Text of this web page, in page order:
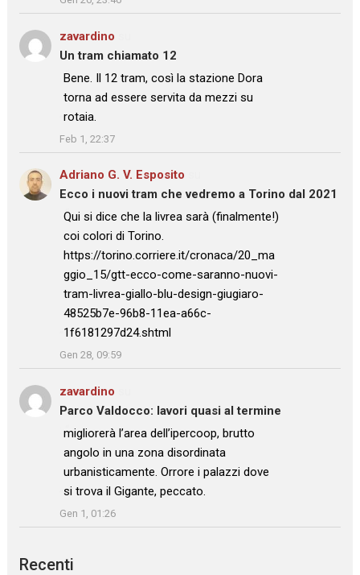
zavardino
Un tram chiamato 12
: “
Bene. Il 12 tram, così la stazione Dora
torna ad essere servita da mezzi su
rotaia.
”
Feb 1, 22:37
Adriano G. V. Esposito
Ecco i nuovi tram che vedremo a Torino dal 2021
: “
Qui si dice che la livrea sarà (finalmente!)
coi colori di Torino.
https://torino.corriere.it/cronaca/20_ma
ggio_15/gtt-ecco-come-saranno-nuovi-
tram-livrea-giallo-blu-design-giugiaro-
48525b7e-96b8-11ea-a66c-
1f6181297d24.shtml
Gen 28, 09:59
zavardino
Parco Valdocco: lavori quasi al termine
: “
migliorerà l’area dell’ipercoop, brutto
angolo in una zona disordinata
urbanisticamente. Orrore i palazzi dove
si trova il Gigante, peccato.
”
Gen 1, 01:26
Recenti